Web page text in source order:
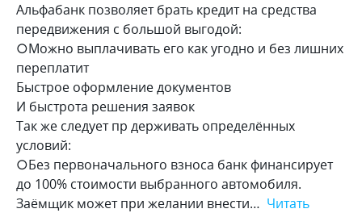
Альфабанк позволяет брать кредит на средства
передвижения с большой выгодой:
○Можно выплачивать его как угодно и без лишних
переплатит
Быстрое оформление документов
И быстрота решения заявок
Так же следует пр держивать определённых
условий:
○Без первоначального взноса банк финансирует
до 100% стоимости выбранного автомобиля.
Заёмщик может при желании внести… Читать